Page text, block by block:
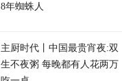
8年蜘蛛人
主厨时代丨中国最贵宵夜:双
生不夜粥 每晚都有人花两万